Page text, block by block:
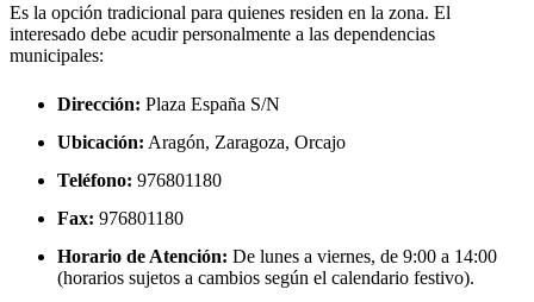
Es la opción tradicional para quienes residen en la zona. El
interesado debe acudir personalmente a las dependencias
municipales:
Dirección: Plaza España S/N
Ubicación: Aragón, Zaragoza, Orcajo
Teléfono: 976801180
Fax: 976801180
Horario de Atención: De lunes a viernes, de 9:00 a 14:00
(horarios sujetos a cambios según el calendario festivo).